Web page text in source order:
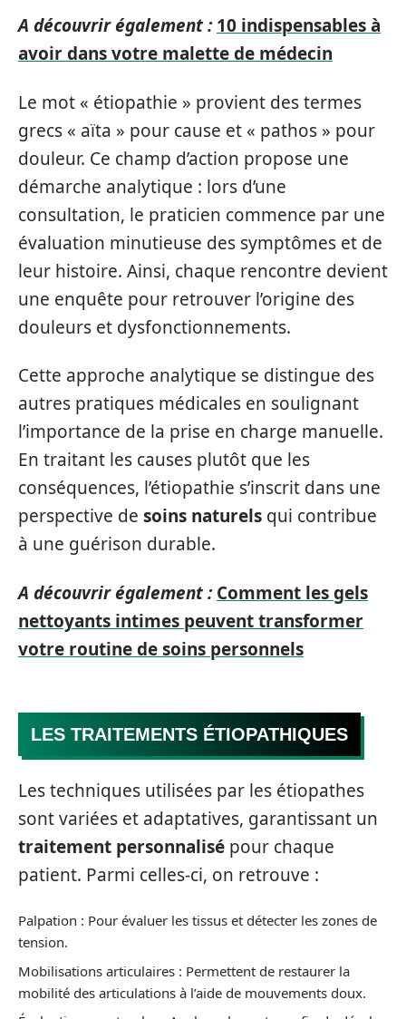
A découvrir également : 10 indispensables à
avoir dans votre malette de médecin
Le mot « étiopathie » provient des termes
grecs « aïta » pour cause et « pathos » pour
douleur. Ce champ d’action propose une
démarche analytique : lors d’une
consultation, le praticien commence par une
évaluation minutieuse des symptômes et de
leur histoire. Ainsi, chaque rencontre devient
une enquête pour retrouver l’origine des
douleurs et dysfonctionnements.
Cette approche analytique se distingue des
autres pratiques médicales en soulignant
l’importance de la prise en charge manuelle.
En traitant les causes plutôt que les
conséquences, l’étiopathie s’inscrit dans une
perspective de soins naturels qui contribue
à une guérison durable.
A découvrir également : Comment les gels
nettoyants intimes peuvent transformer
votre routine de soins personnels
LES TRAITEMENTS ÉTIOPATHIQUES
Les techniques utilisées par les étiopathes
sont variées et adaptatives, garantissant un
traitement personnalisé pour chaque
patient. Parmi celles-ci, on retrouve :
Palpation : Pour évaluer les tissus et détecter les zones de
tension.
Mobilisations articulaires : Permettent de restaurer la
mobilité des articulations à l’aide de mouvements doux.